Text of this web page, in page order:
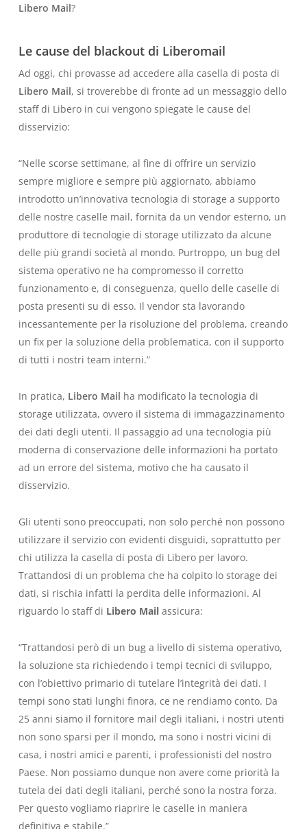
Libero Mail?
Le cause del blackout di Liberomail
Ad oggi, chi provasse ad accedere alla casella di posta di
Libero Mail, si troverebbe di fronte ad un messaggio dello
staff di Libero in cui vengono spiegate le cause del
disservizio:
“Nelle scorse settimane, al fine di offrire un servizio
sempre migliore e sempre più aggiornato, abbiamo
introdotto un’innovativa tecnologia di storage a supporto
delle nostre caselle mail, fornita da un vendor esterno, un
produttore di tecnologie di storage utilizzato da alcune
delle più grandi società al mondo. Purtroppo, un bug del
sistema operativo ne ha compromesso il corretto
funzionamento e, di conseguenza, quello delle caselle di
posta presenti su di esso. Il vendor sta lavorando
incessantemente per la risoluzione del problema, creando
un fix per la soluzione della problematica, con il supporto
di tutti i nostri team interni.”
In pratica, Libero Mail ha modificato la tecnologia di
storage utilizzata, ovvero il sistema di immagazzinamento
dei dati degli utenti. Il passaggio ad una tecnologia più
moderna di conservazione delle informazioni ha portato
ad un errore del sistema, motivo che ha causato il
disservizio.
Gli utenti sono preoccupati, non solo perché non possono
utilizzare il servizio con evidenti disguidi, soprattutto per
chi utilizza la casella di posta di Libero per lavoro.
Trattandosi di un problema che ha colpito lo storage dei
dati, si rischia infatti la perdita delle informazioni. Al
riguardo lo staff di Libero Mailassicura:
“Trattandosi però di un bug a livello di sistema operativo,
la soluzione sta richiedendo i tempi tecnici di sviluppo,
con l’obiettivo primario di tutelare l’integrità dei dati. I
tempi sono stati lunghi finora, ce ne rendiamo conto. Da
25 anni siamo il fornitore mail degli italiani, i nostri utenti
non sono sparsi per il mondo, ma sono i nostri vicini di
casa, i nostri amici e parenti, i professionisti del nostro
Paese. Non possiamo dunque non avere come priorità la
tutela dei dati degli italiani, perché sono la nostra forza.
Per questo vogliamo riaprire le caselle in maniera
definitiva e stabile.”